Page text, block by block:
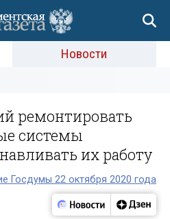
Новости
ремонтировать
системы
их работу
Госдумы 22 октября 2020 года